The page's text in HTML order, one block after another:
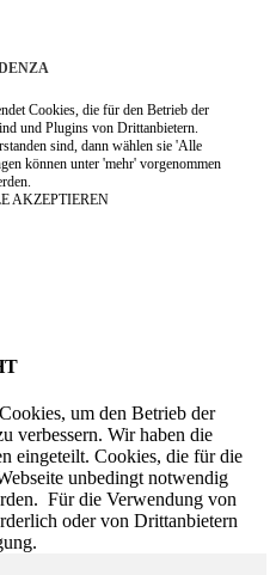
Cookies, die für den Betrieb der
und Plugins von Drittanbietern.
sind, dann wählen sie 'Alle
können unter 'mehr' vorgenommen
AKZEPTIEREN
um den Betrieb der
verbessern. Wir haben die
eingeteilt. Cookies, die für die
unbedingt notwendig
Für die Verwendung von
oder von Drittanbietern